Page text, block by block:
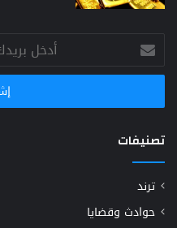
أدخل
بريدك
الإلكتروني
تصنيفات
ترند
حوادث وقضايا